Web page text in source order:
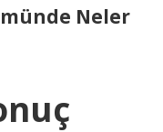
Neler